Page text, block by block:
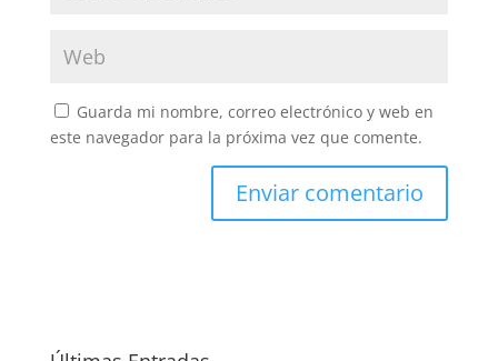
Guarda mi nombre, correo electrónico y web en
este navegador para la próxima vez que comente.